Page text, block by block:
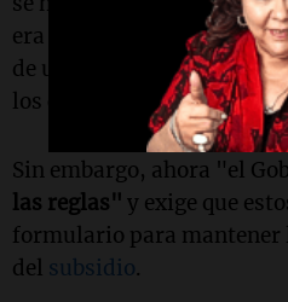
era que alcanzaba con que
de usuarios de tarifa
los categorizaban como
Sin embargo, ahora "el
las reglas" y exige que
formulario para mantener
del subsidio.